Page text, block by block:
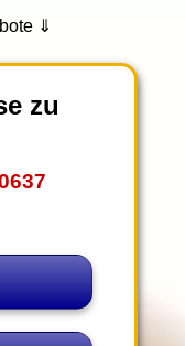
⇓
zu